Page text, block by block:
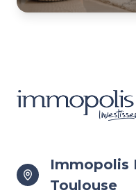
Immopolis
Toulouse